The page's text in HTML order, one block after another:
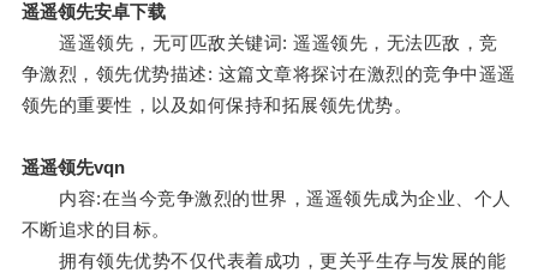
遥遥领先安卓下载
遥遥领先，无可匹敌关键词: 遥遥领先，无法匹敌，竞
争激烈，领先优势描述: 这篇文章将探讨在激烈的竞争中遥遥
领先的重要性，以及如何保持和拓展领先优势。
遥遥领先vqn
内容:在当今竞争激烈的世界，遥遥领先成为企业、个人
不断追求的目标。
拥有领先优势不仅代表着成功，更关乎生存与发展的能